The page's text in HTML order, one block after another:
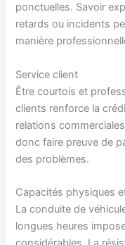
ponctuelles. Savoir
retards ou incidents
manière
Service client
Être courtois et
clients renforce la
relations
donc faire preuve de
des problèmes.
Capacités physiques
La conduite de
longues heures